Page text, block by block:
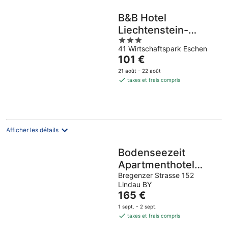
B&B Hotel
Liechtenstein-
Eschen
3
out
of
5
41 Wirtschaftspark Eschen
Le
prix
est
nuit
101 €
21 août - 22 août
taxes et frais compris
Afficher les détails
Bodenseezeit
Apartmenthotel
garni
Bregenzer Strasse 152
Lindau BY
Le
prix
est
165 €
1 sept. - 2 sept.
taxes et frais compris